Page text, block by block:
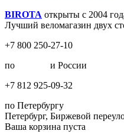
BIROTA открыты с 2004
Лучший веломагазин двух
+7 800 250-27-10
по
и России
+7 812 925-09-32
по Петербургу
Петербург, Биржевой
Ваша корзина пуста